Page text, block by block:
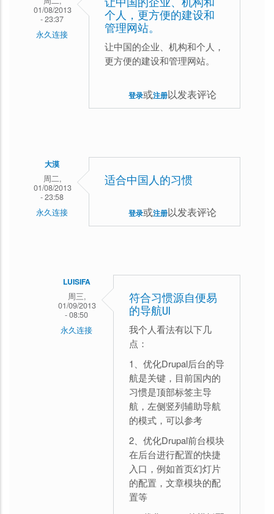
考
后
01/08/2013
- 23:37
永久连接
个人，更方便的建设和
管理网站。
让中国的企业、机构和个人，
更方便的建设和管理网站。
登录或注册以发表评论
大漠
周二,
01/08/2013
- 23:58
永久连接
适合中国人的习惯
登录或注册以发表评论
LUISIFA
周三,
01/09/2013
- 08:50
永久连接
符合习惯源自便易
的导航UI
我个人看法有以下几
点：
1、优化Drupal后台的导
航是关键，目前国内的
习惯是顶部标签主导
航，左侧竖列辅助导航
的模式，可以参考
2、优化Drupal前台模块
在后台进行配置的快捷
入口，例如首页幻灯片
的配置，文章模块的配
置等